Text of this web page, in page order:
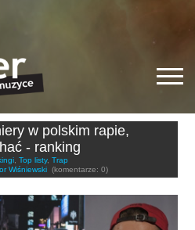
w polskim rapie,
- ranking
, Top listy, Trap
Wiśniewski (komentarze: 0)